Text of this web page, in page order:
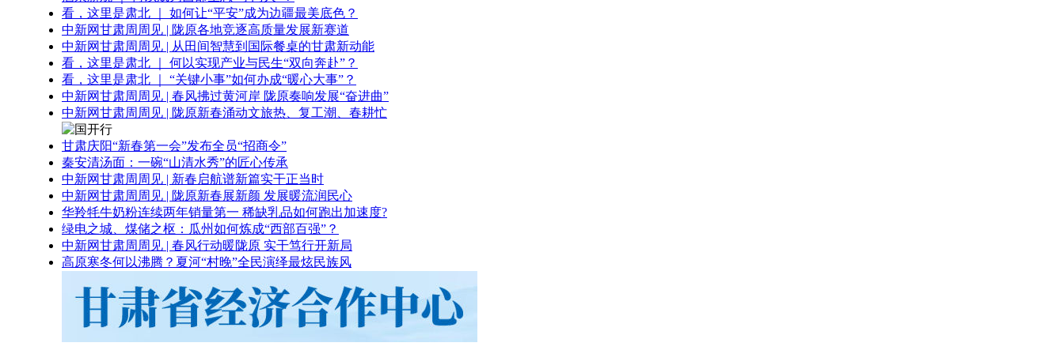
看，这里是肃北 ｜ 如何让“平安”成为边疆最美底色？
中新网甘肃周周见 | 陇原各地竞逐高质量发展新赛道
中新网甘肃周周见 | 从田间智慧到国际餐桌的甘肃新动能
看，这里是肃北 ｜ 何以实现产业与民生“双向奔赴”？
看，这里是肃北 ｜ “关键小事”如何办成“暖心大事”？
中新网甘肃周周见 | 春风拂过黄河岸 陇原奏响发展“奋进曲”
中新网甘肃周周见 | 陇原新春涌动文旅热、复工潮、春耕忙
甘肃庆阳“新春第一会”发布全员“招商令”
秦安清汤面：一碗“山清水秀”的匠心传承
中新网甘肃周周见 | 新春启航谱新篇实干正当时
中新网甘肃周周见 | 陇原新春展新颜 发展暖流润民心
华羚牦牛奶粉连续两年销量第一 稀缺乳品如何跑出加速度?
绿电之城、煤储之枢：瓜州如何炼成“西部百强”？
中新网甘肃周周见 | 春风行动暖陇原 实干笃行开新局
高原寒冬何以沸腾？夏河“村晚”全民演绎最炫民族风